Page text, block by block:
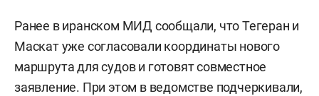
Ранее в иранском МИД сообщали, что Тегеран и
Маскат уже согласовали координаты нового
маршрута для судов и готовят совместное
заявление. При этом в ведомстве подчеркивали,